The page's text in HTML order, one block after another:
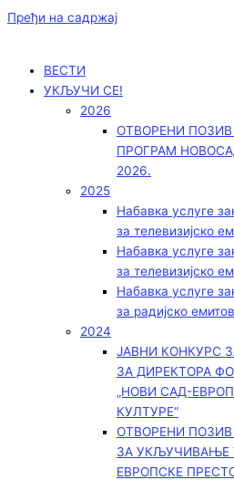
Пређи на садржај
ВЕСТИ
УКЉУЧИ СЕ!
2026
ОТВОРЕНИ
ПРОГРАМ
2026.
2025
Набавка услуге
за телевизијско
Набавка услуге
за телевизијско
Набавка услуге
за радијско
2024
ЈАВНИ КОНКУРС
ЗА ДИРЕКТОРА
„НОВИ САД-
КУЛТУРЕ“
ОТВОРЕНИ
ЗА УКЉУЧИВАЊЕ
ЕВРОПСКЕ